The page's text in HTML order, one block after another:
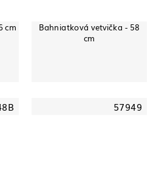
cm
Bahniatková vetvička - 58
cm
57949